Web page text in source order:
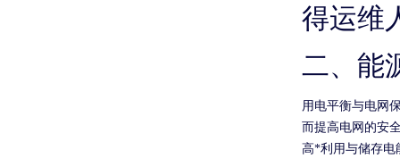
得运维
二、能
用电平衡与电网
而提高电网的安
高*利用与储存电